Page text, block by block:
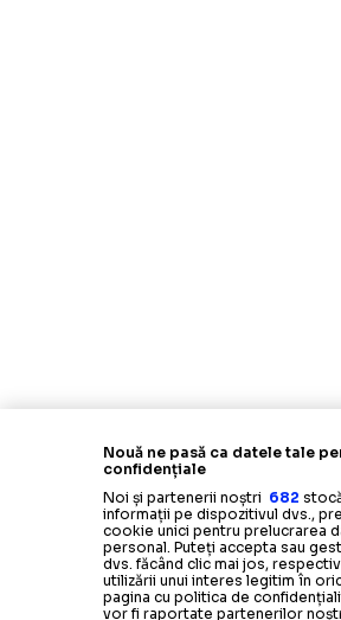
Nouă ne pasă ca datele tale
confidențiale
Noi și partenerii noștri 682
informații pe dispozitivul dvs.,
cookie unici pentru prelucrarea
personal. Puteți accepta sau
dvs. făcând clic mai jos,
utilizării unui interes legitim în
pagina cu politica de
vor fi raportate partenerilor